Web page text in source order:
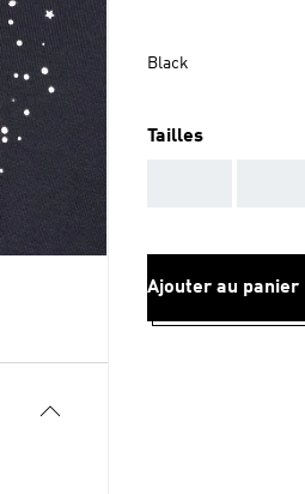
Black
Tailles
Ajouter au panier